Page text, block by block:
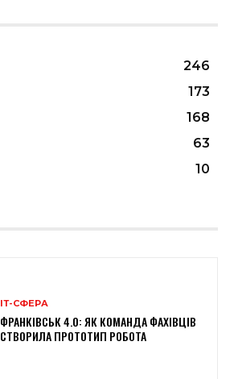
246
173
168
63
10
ІТ-СФЕРА
ФРАНКІВСЬК 4.0: ЯК КОМАНДА ФАХІВЦІВ
СТВОРИЛА ПРОТОТИП РОБОТА